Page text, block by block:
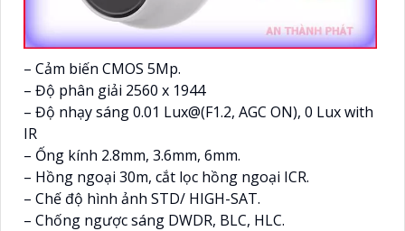
– Cảm biến CMOS 5Mp.
– Độ phân giải 2560 x 1944
– Độ nhạy sáng 0.01 Lux@(F1.2, AGC ON), 0 Lux with
IR
– Ống kính 2.8mm, 3.6mm, 6mm.
– Hồng ngoại 30m, cắt lọc hồng ngoại ICR.
– Chế độ hình ảnh STD/ HIGH-SAT.
– Chống ngược sáng DWDR, BLC, HLC.